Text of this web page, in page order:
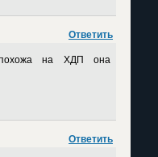
Ответить
на ХДП она
Ответить